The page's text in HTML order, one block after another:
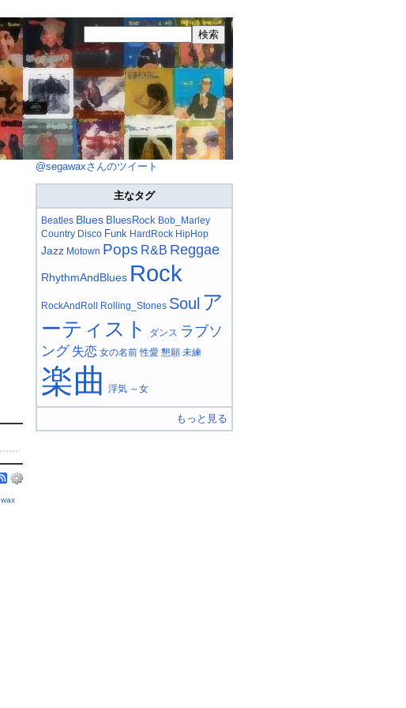
wax
@segawaxさんのツイート
主なタグ
Beatles Blues BluesRock Bob_Marley
Country Disco Funk HardRock HipHop
Jazz Motown Pops R&B Reggae
RhythmAndBlues Rock
RockAndRoll Rolling_Stones Soul ア
ーティスト
ダンス ラブソ
ング 失恋 女の名前 性愛 懇願 未練
楽曲 浮気 ～女
もっと見る